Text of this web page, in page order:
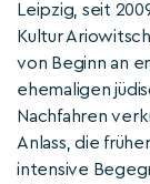
Leipzig, seit
Kultur
von Beginn an
ehemaligen
Nachfahren
Anlass, die
intensive